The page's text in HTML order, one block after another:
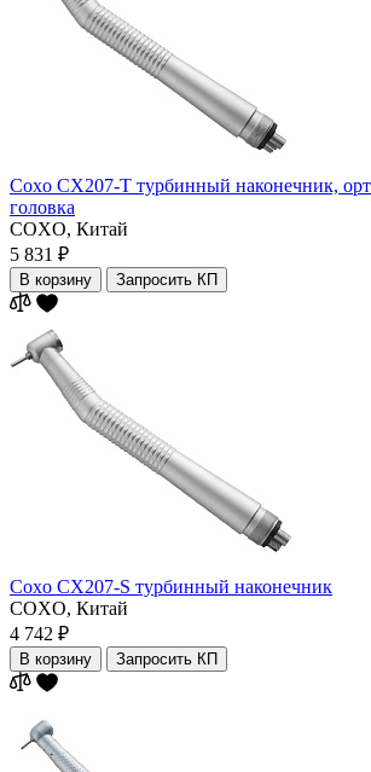
Coxo CX207-T турбинный наконечник,
головка
COXO, Китай
5 831 ₽
В корзину Запросить КП
Coxo CX207-S турбинный наконечник
COXO, Китай
4 742 ₽
В корзину Запросить КП